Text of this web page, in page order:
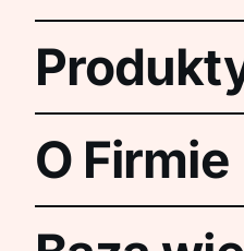
O Firmie